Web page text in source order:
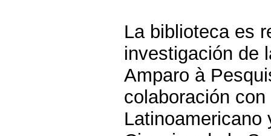
La biblioteca es
investigación de
Amparo à
colaboración con
Latinoamericano